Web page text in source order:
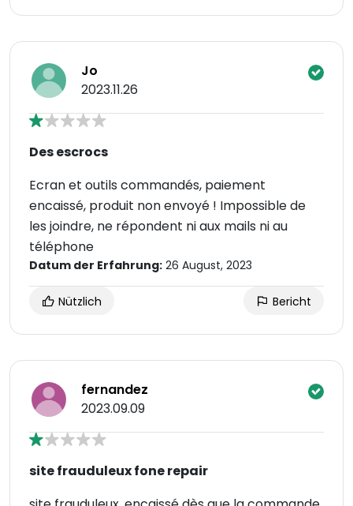
Jo
2023.11.26
Des escrocs
Ecran et outils commandés, paiement
encaissé, produit non envoyé ! Impossible de
les joindre, ne répondent ni aux mails ni au
téléphone
Datum der Erfahrung: 26 August, 2023
Nützlich Bericht
fernandez
2023.09.09
site frauduleux fone repair